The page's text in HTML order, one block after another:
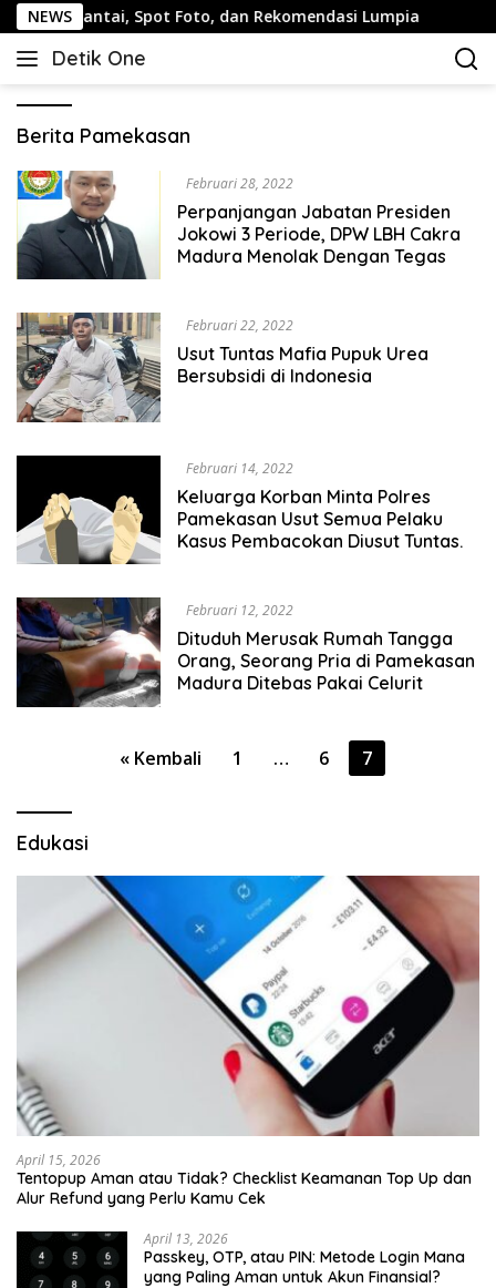
Langsung
ke
konten
NEWS
Santai, Spot Foto, dan Rekomendasi Lumpia
Detik One
Tajam
Berita Pamekasan
Februari 28, 2022
Perpanjangan Jabatan Presiden
Jokowi 3 Periode, DPW LBH Cakra
Madura Menolak Dengan Tegas
Februari 22, 2022
Usut Tuntas Mafia Pupuk Urea
Bersubsidi di Indonesia
Februari 14, 2022
Keluarga Korban Minta Polres
Pamekasan Usut Semua Pelaku
Kasus Pembacokan Diusut Tuntas.
Februari 12, 2022
Dituduh Merusak Rumah Tangga
Orang, Seorang Pria di Pamekasan
Madura Ditebas Pakai Celurit
« Kembali 1 … 6 7
Edukasi
April 15, 2026
Tentopup Aman atau Tidak? Checklist Keamanan Top Up dan
Alur Refund yang Perlu Kamu Cek
April 13, 2026
Passkey, OTP, atau PIN: Metode Login Mana
yang Paling Aman untuk Akun Finansial?